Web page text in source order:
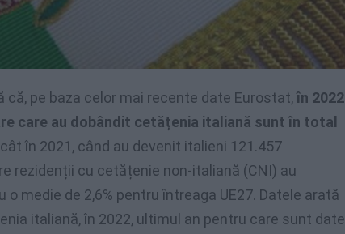
că, pe baza celor mai recente date Eurostat,în 2022
care au dobândit cetățenia italiană sunt în total
în ​​2021, când au devenit italieni 121.457
rezidenții cu cetățenie non-italiană (CNI) au
medie de 2,6% pentru întreaga UE27. Datele arată
italiană, în 2022, ultimul an pentru care sunt date